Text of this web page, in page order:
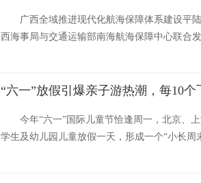
广西全域推进现代化航海保障体系建设平
西海事局与交通运输部南海航海保障中心联合
“六一”放假引爆亲子游热潮，每10
今年“六一”国际儿童节恰逢周一，北京、
学生及幼儿园儿童放假一天，形成一个“小长